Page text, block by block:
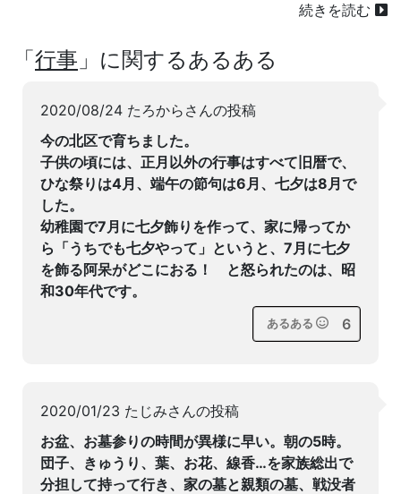
続きを読む
「行事 」に関するあるある
2020/08/24 たろからさんの投稿
今の北区で育ちました。
子供の頃には、正月以外の行事はすべて旧暦で、
ひな祭りは4月、端午の節句は6月、七夕は8月で
した。
幼稚園で7月に七夕飾りを作って、家に帰ってか
ら「うちでも七夕やって」というと、7月に七夕
を飾る阿呆がどこにおる！ と怒られたのは、昭
和30年代です。
あるある 6
2020/01/23 たじみさんの投稿
お盆、お墓参りの時間が異様に早い。朝の5時。
団子、きゅうり、葉、お花、線香…を家族総出で
分担して持って行き、家の墓と親類の墓、戦没者